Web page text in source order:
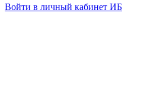
Войти в личный кабинет ИБ